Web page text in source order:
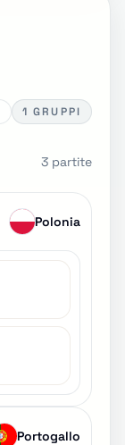
1 GRUPPI
3 partite
Polonia
Portogallo